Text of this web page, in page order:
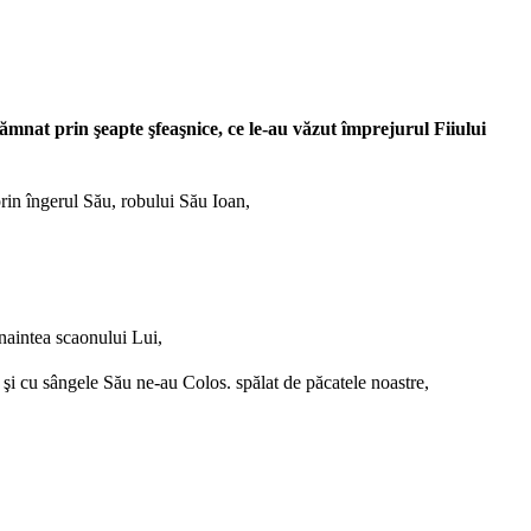
prin şeapte şfeaşnice, ce le-au văzut împrejurul Fiiului
îngerul Său, robului Său Ioan,
scaonului Lui,
sângele Său ne-au Colos. spălat de păcatele noastre,